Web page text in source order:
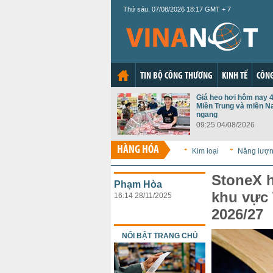
Thứ sáu, 07/08/2026 18:17 GMT + 7
TIN BỘ CÔNG THƯƠNG KINH TẾ
Giá heo hơi hôm nay
Miền Trung và miền
ngang
09:25 04/08/2026
HÀNG HÓA Kim loại Năng
StoneX
khu vực
2026/27
Phạm Hòa
16:14 28/11/2025
NỔI BẬT TRANG CHỦ